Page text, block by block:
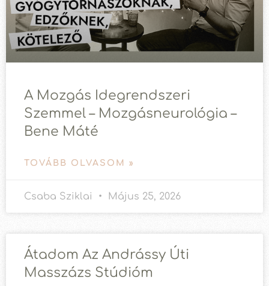
A Mozgás Idegrendszeri
Szemmel – Mozgásneurológia –
Bene Máté
TOVÁBB OLVASOM »
Csaba Sziklai Május 25, 2026
Átadom Az Andrássy Úti
Masszázs Stúdióm